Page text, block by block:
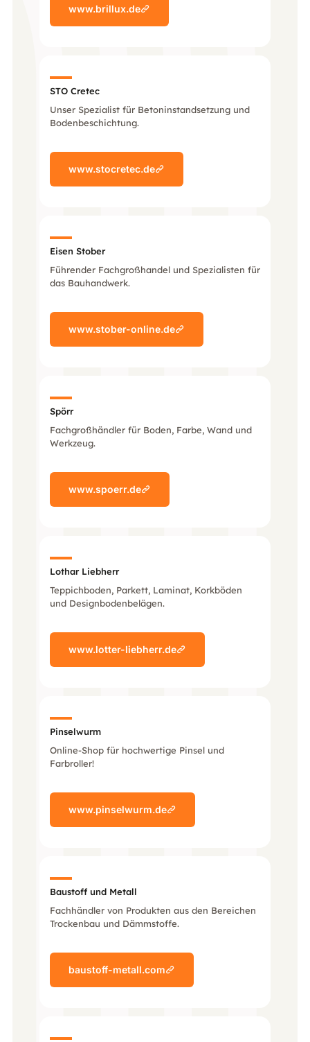
www.brillux.de
STO Cretec
Unser Spezialist für Betoninstandsetzung und
Bodenbeschichtung.
www.stocretec.de
Eisen Stober
Führender Fachgroßhandel und Spezialisten für
das Bauhandwerk.
www.stober-online.de
Spörr
Fachgroßhändler für Boden, Farbe, Wand und
Werkzeug.
www.spoerr.de
Lothar Liebherr
Teppichboden, Parkett, Laminat, Korkböden
und Design­bodenbelägen.
www.lotter-liebherr.de
Pinselwurm
Online-Shop für hochwertige Pinsel und
Farbroller!
www.pinselwurm.de
Baustoff und Metall
Fachhändler von Produkten aus den Bereichen
Trockenbau und Dämmstoffe.
baustoff-metall.com